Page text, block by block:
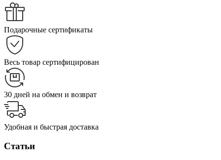
Подарочные сертификаты
Весь товар сертифицирован
30 дней на обмен и возврат
Удобная и быстрая доставка
Статьи